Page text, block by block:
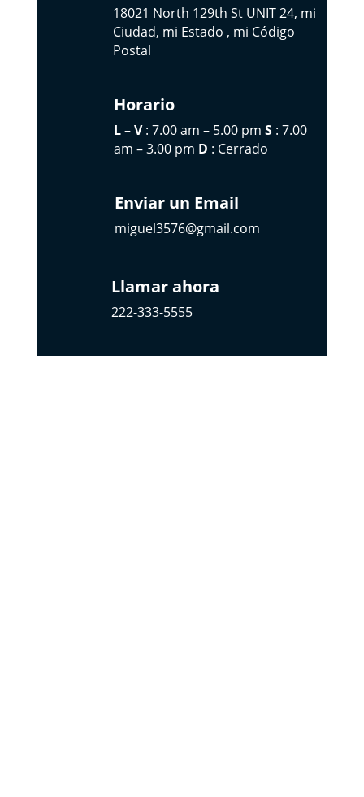
18021 North 129th St UNIT 24, mi
Ciudad, mi Estado , mi Código
Postal
Horario
L – V: 7.00 am – 5.00 pm S: 7.00
am – 3.00 pm D : Cerrado
Enviar un Email
miguel3576@gmail.com
Llamar ahora
222-333-5555